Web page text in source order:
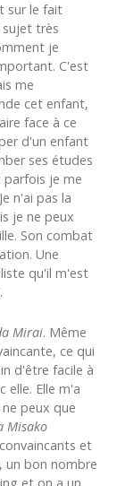
sur le fait
sujet très
je
C'est
me
cet enfant,
face à ce
d'un enfant
ses études
parfois je me
n'ai pas la
je ne peux
Son combat
Une
qu'il m'est
Mirai. Même
ce qui
d'être facile à
elle. Elle m'a
peux que
Misako
et
, un bon nombre